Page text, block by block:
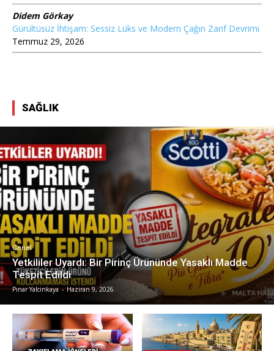
Didem Görkay
Gürültüsüz İhtişam: Sessiz Lüks ve Modern Çağın Zarif Devrimi
Temmuz 29, 2026
SAĞLIK
Genel
Yetkililer Uyardı: Bir Pirinç Ürününde Yasaklı Madde
Tespit Edildi
Pınar Yalcinkaya - Haziran 9, 2026